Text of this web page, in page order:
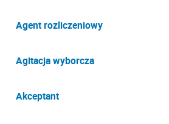
Agent rozliczeniowy
Agitacja wyborcza
Akceptant